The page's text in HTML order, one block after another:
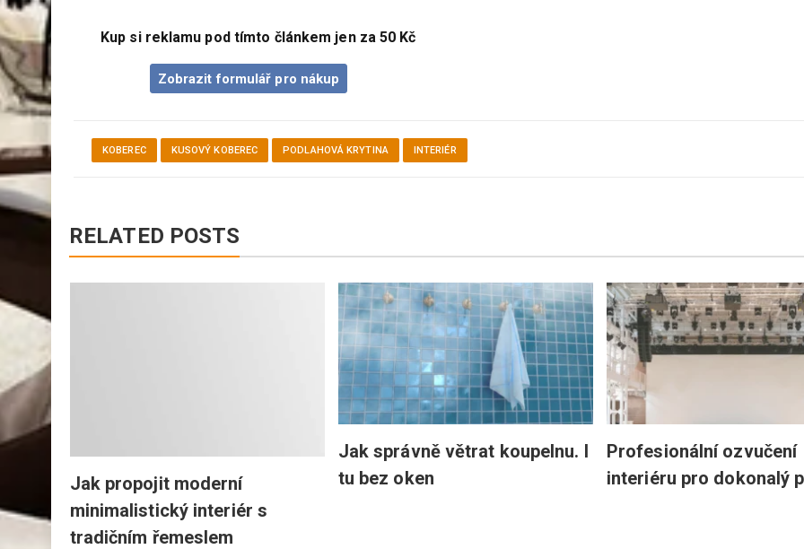
Kup si reklamu pod tímto článkem jen za 50 Kč
Zobrazit formulář pro nákup
KOBEREC KUSOVÝ KOBEREC PODLAHOVÁ KRYTINA INTERIÉR
RELATED POSTS
Jak propojit moderní
minimalistický interiér s
tradičním řemeslem
Jak správně větrat koupelnu. I
tu bez oken
Profesionální ozvučení
interiéru pro dokonalý